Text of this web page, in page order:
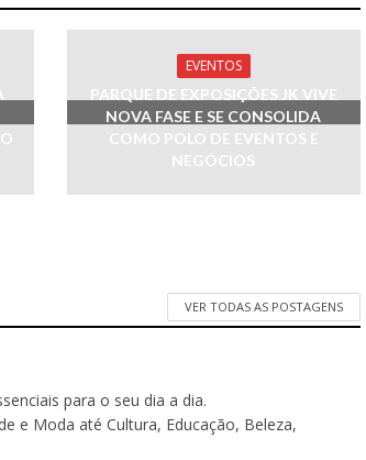
EVENTOS
PARQUE DE EXPOSIÇÕES JK VIVE
NOVA FASE E SE CONSOLIDA
COMO POLO DE EVENTOS E
NEGÓCIOS
VER TODAS AS POSTAGENS
para o seu dia a dia.
e Moda até Cultura, Educação, Beleza,